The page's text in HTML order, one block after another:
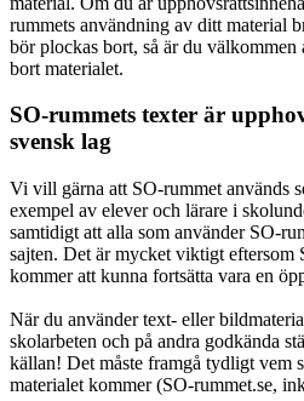
rummets användning av ditt material
bör plockas bort, så är du välkommen
bort materialet.
SO-rummets texter är
svensk lag
Vi vill gärna att SO-rummet används
exempel av elever och lärare i
samtidigt att alla som använder SO-
sajten. Det är mycket viktigt eftersom
kommer att kunna fortsätta vara en
När du använder text- eller
skolarbeten och på andra godkända
källan! Det måste framgå tydligt vem
materialet kommer (SO-rummet.se,